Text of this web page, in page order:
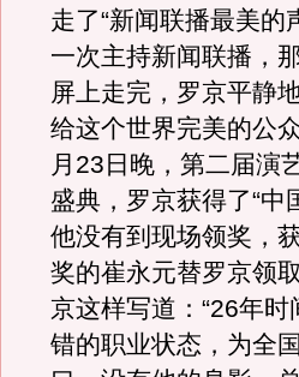
走了“新闻联播最美
一次主持新闻联播，
屏上走完，罗京平静
给这个世界完美的公
月23日晚，第二届演
盛典，罗京获得了“中
他没有到现场领奖，
奖的崔永元替罗京领
京这样写道：“26年
错的职业状态，为全